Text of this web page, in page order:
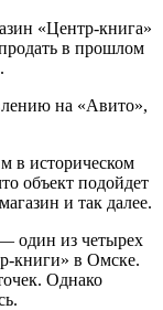
«Центр-книга»
в прошлом
на «Авито»,
в историческом
объект подойдет
и так далее.
один из четырех
книги» в Омске.
Однако